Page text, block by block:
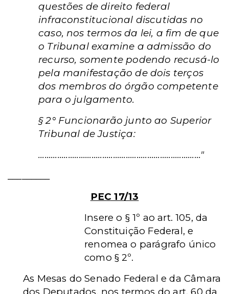
questões de direito federal
infraconstitucional discutidas no
caso, nos termos da lei, a fim de que
o Tribunal examine a admissão do
recurso, somente podendo recusá-lo
pela manifestação de dois terços
dos membros do órgão competente
para o julgamento.
§ 2° Funcionarão junto ao Superior
Tribunal de Justiça:
............................................................................"
PEC 17/13
Insere o § 1º ao art. 105, da
Constituição Federal, e
renomea o parágrafo único
como § 2º.
As Mesas do Senado Federal e da Câmara